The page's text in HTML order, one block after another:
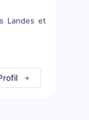
Landes et